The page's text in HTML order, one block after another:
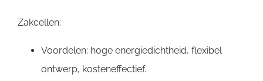
Zakcellen:
Voordelen: hoge energiedichtheid, flexibel
ontwerp, kosteneffectief.